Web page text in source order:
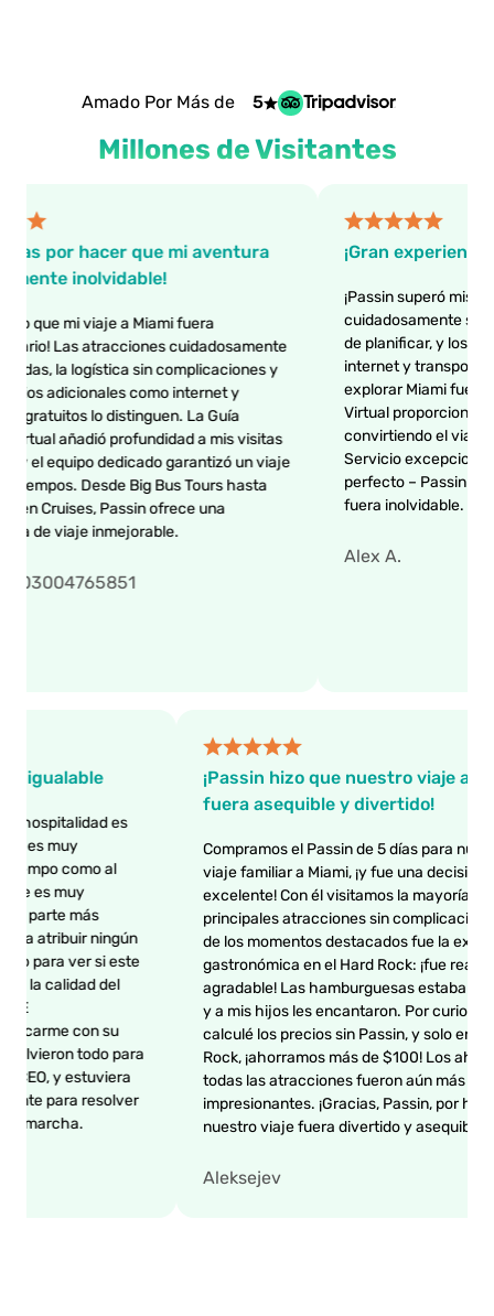
Amado Por Más de 5
Millones de Visitantes
por hacer que mi aventura
inolvidable!
mi viaje a Miami fuera
Las atracciones cuidadosamente
la logística sin complicaciones y
adicionales como internet y
lo distinguen. La Guía
añadió profundidad a mis visitas
equipo dedicado garantizó un viaje
Desde Big Bus Tours hasta
Cruises, Passin ofrece una
viaje inmejorable.
¡Gran experiencia!
¡Passin superó mis
cuidadosamente
de planificar, y los
internet y transporte
explorar Miami fuera
Virtual proporcionó
convirtiendo el viaje en
Servicio excepcional y
perfecto – Passin
fuera inolvidable.
Alex A.
inigualable
de hospitalidad es
en sí es muy
al tiempo como al
pase es muy
la parte más
atribuir ningún
para ver si este
no, fue la calidad del
comunicarme con su
y resolvieron todo para
un CEO, y estuviera
asistente para resolver
la marcha.
¡Passin hizo que nuestro viaje
fuera asequible y divertido!
Compramos el Passin de 5 días para
viaje familiar a Miami, ¡y fue una
excelente! Con él visitamos la
principales atracciones sin
de los momentos destacados fue la
gastronómica en el Hard Rock: ¡fue
agradable! Las hamburguesas
y a mis hijos les encantaron. Por
calculé los precios sin Passin, y solo
Rock, ¡ahorramos más de $100! Los
todas las atracciones fueron aún
impresionantes. ¡Gracias, Passin,
nuestro viaje fuera divertido y
Aleksejev